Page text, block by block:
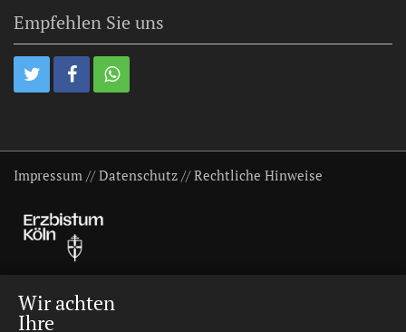
Empfehlen Sie uns
Impressum //Datenschutz //Rechtliche Hinweise
Wir achten
Ihre